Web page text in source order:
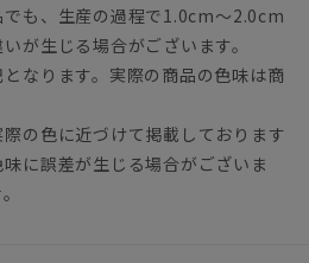
も、生産の過程で1.0cm～2.0cm
が生じる場合がございます。
なります。実際の商品の色味は商
の色に近づけて掲載しております
に誤差が生じる場合がございま